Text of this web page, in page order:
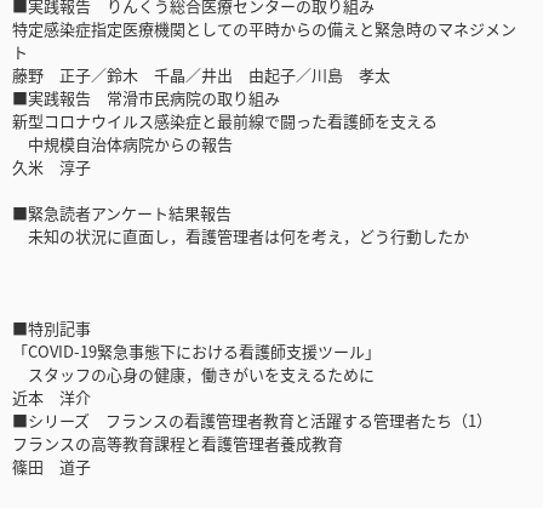
■実践報告 りんくう総合医療センターの取り組み
特定感染症指定医療機関としての平時からの備えと緊急時のマネジメン
ト
藤野 正子／鈴木 千晶／井出 由起子／川島 孝太
■実践報告 常滑市民病院の取り組み
新型コロナウイルス感染症と最前線で闘った看護師を支える
中規模自治体病院からの報告
久米 淳子
■緊急読者アンケート結果報告
未知の状況に直面し，看護管理者は何を考え，どう行動したか
■特別記事
「COVID-19緊急事態下における看護師支援ツール」
スタッフの心身の健康，働きがいを支えるために
近本 洋介
■シリーズ フランスの看護管理者教育と活躍する管理者たち（1）
フランスの高等教育課程と看護管理者養成教育
篠田 道子